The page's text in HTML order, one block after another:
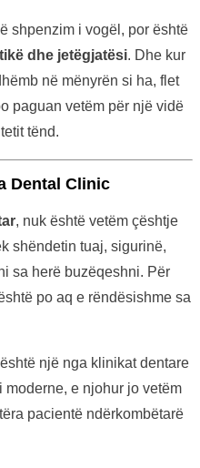
shpenzim i vogël, por është
dhe jetëgjatësi. Dhe kur
në mënyrën si ha, flet
paguan vetëm për një vidë
tënd.
Dental Clinic
, nuk është vetëm çështje
shëndetin tuaj, sigurinë,
sa herë buzëqeshni. Për
po aq e rëndësishme sa
është një nga klinikat dentare
e njohur jo vetëm
pacientë ndërkombëtarë